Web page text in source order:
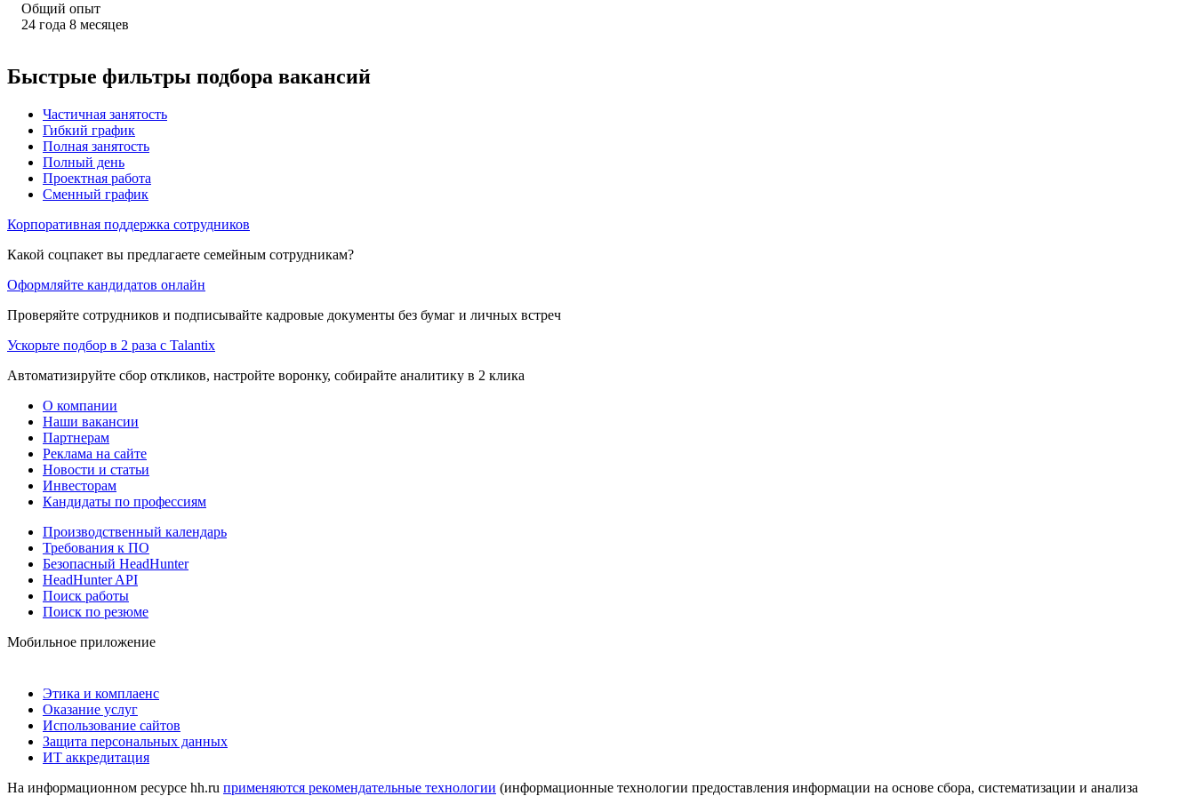
Общий опыт
24 года 8 месяцев
Быстрые фильтры подбора вакансий
Частичная занятость
Гибкий график
Полная занятость
Полный день
Проектная работа
Сменный график
Корпоративная поддержка сотрудников
Какой соцпакет вы предлагаете семейным сотрудникам?
Оформляйте кандидатов онлайн
Проверяйте сотрудников и подписывайте кадровые документы без бумаг и личных встреч
Ускорьте подбор в 2 раза с Talantix
Автоматизируйте сбор откликов, настройте воронку, собирайте аналитику в 2 клика
О компании
Наши вакансии
Партнерам
Реклама на сайте
Новости и статьи
Инвесторам
Кандидаты по профессиям
Производственный календарь
Требования к ПО
Безопасный HeadHunter
HeadHunter API
Поиск работы
Поиск по резюме
Мобильное приложение
Этика и комплаенс
Оказание услуг
Использование сайтов
Защита персональных данных
ИТ аккредитация
На информационном ресурсе hh.ru применяются рекомендательные технологии (информационные технологии предоставления информации на основе сбора, систематизации и анализа